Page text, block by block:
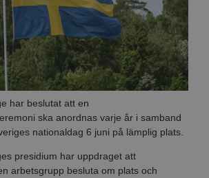
har beslutat att en
ska anordnas varje år i samband
nationaldag 6 juni på lämplig plats.
presidium har uppdraget att
arbetsgrupp besluta om plats och